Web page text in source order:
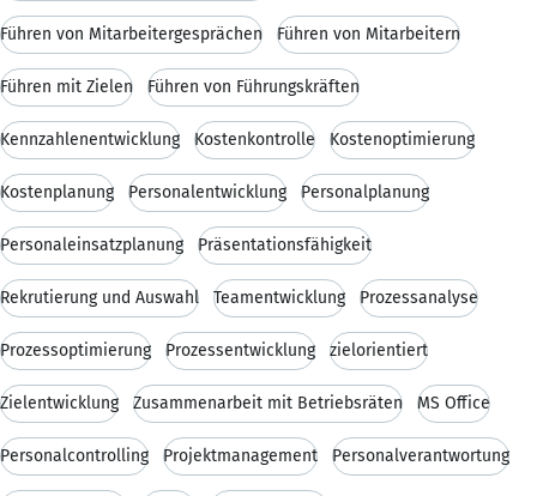
Führen von Mitarbeitergesprächen Führen von Mitarbeitern
Führen mit Zielen Führen von Führungskräften
Kennzahlenentwicklung Kostenkontrolle Kostenoptimierung
Kostenplanung Personalentwicklung Personalplanung
Personaleinsatzplanung Präsentationsfähigkeit
Rekrutierung und Auswahl Teamentwicklung Prozessanalyse
Prozessoptimierung Prozessentwicklung zielorientiert
Zielentwicklung Zusammenarbeit mit Betriebsräten MS Office
Personalcontrolling Projektmanagement Personalverantwortung